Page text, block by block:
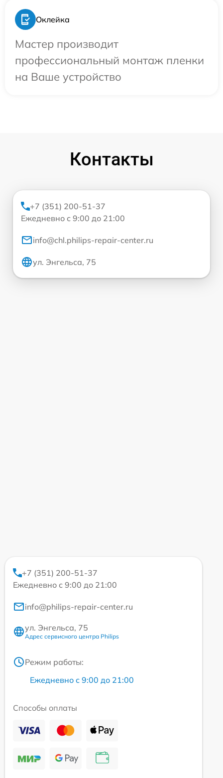
Оклейка
Мастер производит
профессиональный монтаж пленки
на Ваше устройство
Контакты
+7 (351) 200-51-37
Ежедневно с 9:00 до 21:00
info@chl.philips-repair-center.ru
ул. Энгельса, 75
+7 (351) 200-51-37
Ежедневно с 9:00 до 21:00
info@philips-repair-center.ru
ул. Энгельса, 75
Адрес сервисного центра Philips
Режим работы:
Ежедневно с 9:00 до 21:00
Способы оплаты